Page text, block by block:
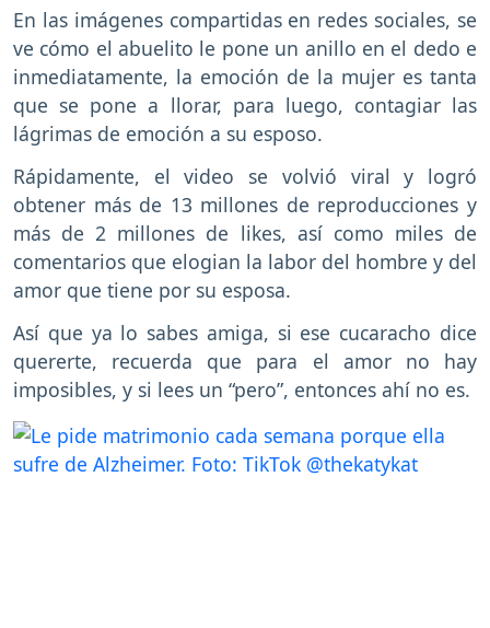
En las imágenes compartidas en redes sociales, se
ve cómo el abuelito le pone un anillo en el dedo e
inmediatamente, la emoción de la mujer es tanta
que se pone a llorar, para luego, contagiar las
lágrimas de emoción a su esposo.
Rápidamente, el video se volvió viral y logró
obtener más de 13 millones de reproducciones y
más de 2 millones de likes, así como miles de
comentarios que elogian la labor del hombre y del
amor que tiene por su esposa.
Así que ya lo sabes amiga, si ese cucaracho dice
quererte, recuerda que para el amor no hay
imposibles, y si lees un “pero”, entonces ahí no es.